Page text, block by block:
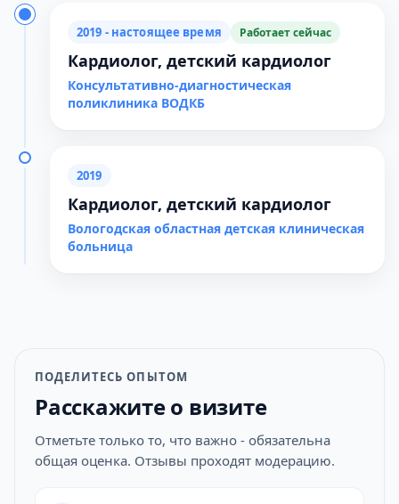
2019 - настоящее время Работает сейчас
Кардиолог, детский кардиолог
Консультативно-диагностическая
поликлиника ВОДКБ
2019
Кардиолог, детский кардиолог
Вологодская областная детская клиническая
больница
ПОДЕЛИТЕСЬ ОПЫТОМ
Расскажите о визите
Отметьте только то, что важно - обязательна
общая оценка. Отзывы проходят модерацию.